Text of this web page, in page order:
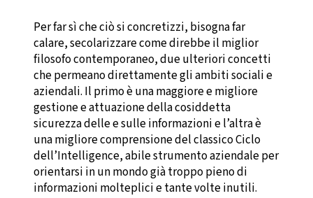
Per far sì che ciò si concretizzi, bisogna far
calare, secolarizzare come direbbe il miglior
filosofo contemporaneo, due ulteriori concetti
che permeano direttamente gli ambiti sociali e
aziendali. Il primo è una maggiore e migliore
gestione e attuazione della cosiddetta
sicurezza delle e sulle informazioni e l’altra è
una migliore comprensione del classico Ciclo
dell’Intelligence, abile strumento aziendale per
orientarsi in un mondo già troppo pieno di
informazioni molteplici e tante volte inutili.